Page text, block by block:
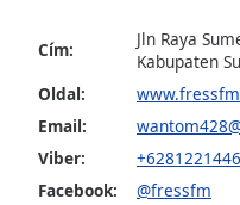
Edge
Style
Cím:
Jln Raya
Kabupaten
Oldal:
Email:
Viber:
Facebook:
@fressfm